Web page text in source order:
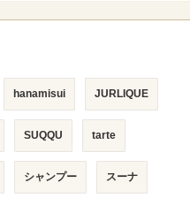
hanamisui JURLIQUE
SUQQU tarte
シャンプー スーナ